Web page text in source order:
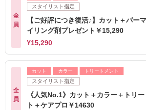
全
員
スタイリスト指定
【ご好評につき復活♪】カット＋パー
イリング剤プレゼント￥15,290
¥15,290
全
員
カット カラー トリートメント
スタイリスト指定
《人気No.1》カット＋カラー＋トリ
ト＋ケアプロ￥14630